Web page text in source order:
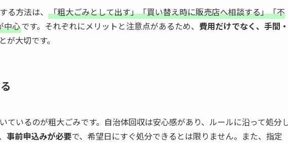
る方法は、 「粗大ごみとして出す」「買い替え時に販売店へ相談する」「不
中心です。それぞれにメリットと注意点があるため、 費用だけでなく、手間・
が大切です。
ているのが粗大ごみです。自治体回収は安心感があり、ルールに沿って処分
事前申込みが必要で、希望日にすぐ処分できるとは限りません。また、指定